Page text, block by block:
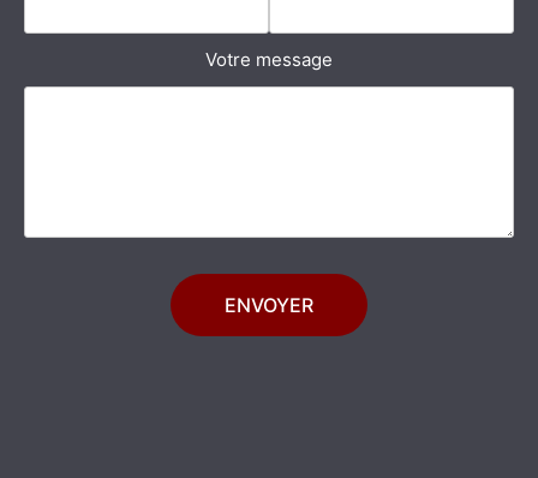
Votre message
ENVOYER